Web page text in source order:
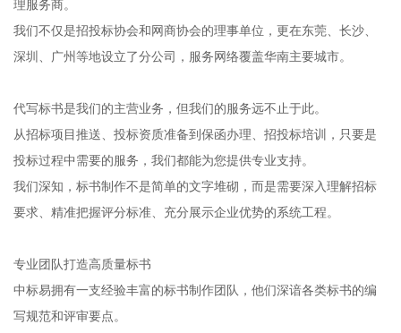
理服务商。
我们不仅是招投标协会和网商协会的理事单位，更在东莞、长沙、
深圳、广州等地设立了分公司，服务网络覆盖华南主要城市。
代写标书是我们的主营业务，但我们的服务远不止于此。
从招标项目推送、投标资质准备到保函办理、招投标培训，只要是
投标过程中需要的服务，我们都能为您提供专业支持。
我们深知，标书制作不是简单的文字堆砌，而是需要深入理解招标
要求、精准把握评分标准、充分展示企业优势的系统工程。
专业团队打造高质量标书
中标易拥有一支经验丰富的标书制作团队，他们深谙各类标书的编
写规范和评审要点。